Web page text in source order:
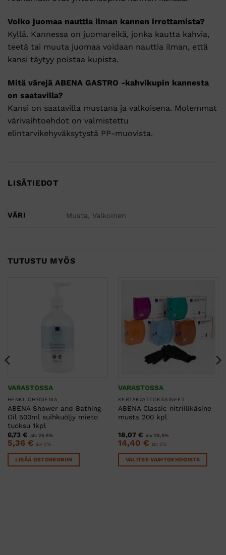
Voiko juomaa nauttia ilman kannen irrottamista?
Kyllä. Kannessa on juomareikä, jonka kautta kahvia,
teetä tai muuta juomaa voidaan nauttia ilman, että
kansi täytyy poistaa kupista.
Mitä värejä ABENA GASTRO -kahvikupin kannesta
on saatavilla?
Kansi on saatavilla mustana ja valkoisena. Molemmat
värivaihtoehdot on valmistettu
elintarvikehyväksytystä PP-muovista.
LISÄTIEDOT
VÄRI Musta, Valkoinen
TUTUSTU MYÖS
VARASTOSSA
HENKILÖHYGIENIA
ABENA Shower and Bathing
Oil 500ml suihkuöljy mieto
tuoksu 1kpl
6,73 € alv 25,5%
5,36 € alv 0%
LISÄÄ OSTOSKORIIN
VARASTOSSA
KERTAKÄYTTÖKÄSINEET
ABENA Classic nitriilikäsine
musta 200 kpl
18,07 € alv 25,5%
14,40 € alv 0%
VALITSE VAIHTOEHDOISTA